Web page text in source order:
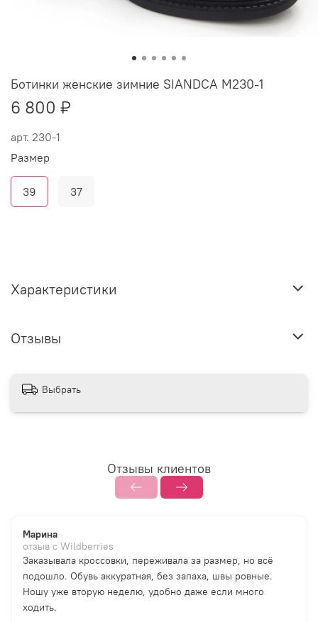
арт. 230-1
Ботинки женские зимние SIANDCA M230-1
6 800 ₽
Размер
39 37
Характеристики
Отзывы
Выбрать
Отзывы клиентов
Марина
отзыв с Wildberries
Заказывала кроссовки, переживала за размер, но всё
подошло. Обувь аккуратная, без запаха, швы ровные.
Ношу уже вторую неделю, удобно даже если много
ходить.